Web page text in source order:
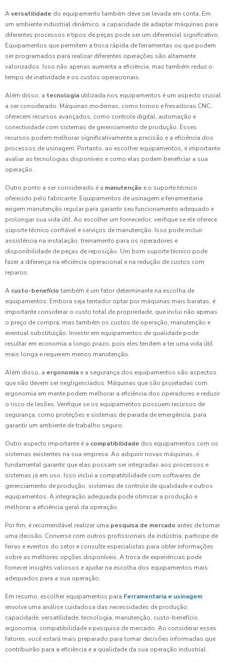
Aversatilidade do equipamento também deve ser levada em conta. Em
um ambiente industrial dinâmico, a capacidade de adaptar máquinas para
diferentes processos e tipos de peças pode ser um diferencial significativo.
Equipamentos que permitem a troca rápida de ferramentas ou que podem
ser programados para realizar diferentes operações são altamente
valorizados. Isso não apenas aumenta a eficiência, mas também reduz o
tempo de inatividade e os custos operacionais.
Além disso, a tecnologia utilizada nos equipamentos é um aspecto crucial
a ser considerado. Máquinas modernas, como tornos e fresadoras CNC,
oferecem recursos avançados, como controle digital, automação e
conectividade com sistemas de gerenciamento de produção. Esses
recursos podem melhorar significativamente a precisão e a eficiência dos
processos de usinagem. Portanto, ao escolher equipamentos, é importante
avaliar as tecnologias disponíveis e como elas podem beneficiar a sua
operação.
Outro ponto a ser considerado é a manutenção e o suporte técnico
oferecido pelo fabricante. Equipamentos de usinagem e ferramentaria
exigem manutenção regular para garantir seu funcionamento adequado e
prolongar sua vida útil. Ao escolher um fornecedor, verifique se ele oferece
suporte técnico confiável e serviços de manutenção. Isso pode incluir
assistência na instalação, treinamento para os operadores e
disponibilidade de peças de reposição. Um bom suporte técnico pode
fazer a diferença na eficiência operacional e na redução de custos com
reparos.
A custo-benefício também é um fator determinante na escolha de
equipamentos. Embora seja tentador optar por máquinas mais baratas, é
importante considerar o custo total de propriedade, que inclui não apenas
o preço de compra, mas também os custos de operação, manutenção e
eventual substituição. Investir em equipamentos de qualidade pode
resultar em economia a longo prazo, pois eles tendem a ter uma vida útil
mais longa e requerem menos manutenção.
Além disso, a ergonomia e a segurança dos equipamentos são aspectos
que não devem ser negligenciados. Máquinas que são projetadas com
ergonomia em mente podem melhorar a eficiência dos operadores e reduzir
o risco de lesões. Verifique se os equipamentos possuem recursos de
segurança, como proteções e sistemas de parada de emergência, para
garantir um ambiente de trabalho seguro.
Outro aspecto importante é a compatibilidade dos equipamentos com os
sistemas existentes na sua empresa. Ao adquirir novas máquinas, é
fundamental garantir que elas possam ser integradas aos processos e
sistemas já em uso. Isso inclui a compatibilidade com softwares de
gerenciamento de produção, sistemas de controle de qualidade e outros
equipamentos. A integração adequada pode otimizar a produção e
melhorar a eficiência geral da operação.
Por fim, é recomendável realizar uma pesquisa de mercado antes de tomar
uma decisão. Converse com outros profissionais da indústria, participe de
feiras e eventos do setor e consulte especialistas para obter informações
sobre as melhores opções disponíveis. A troca de experiências pode
fornecer insights valiosos e ajudar na escolha dos equipamentos mais
adequados para a sua operação.
Em resumo, escolher equipamentos para Ferramentaria e usinagem
envolve uma análise cuidadosa das necessidades de produção,
capacidade, versatilidade, tecnologia, manutenção, custo-benefício,
ergonomia, compatibilidade e pesquisa de mercado. Ao considerar esses
fatores, você estará mais preparado para tomar decisões informadas que
contribuirão para a eficiência e a qualidade da sua operação industrial.